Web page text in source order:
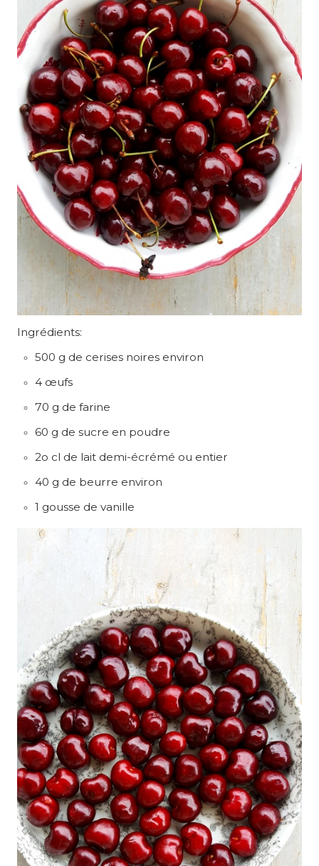
Ingrédients:
500 g de cerises noires environ
4 œufs
70 g de farine
60 g de sucre en poudre
2o cl de lait demi-écrémé ou entier
40 g de beurre environ
1 gousse de vanille